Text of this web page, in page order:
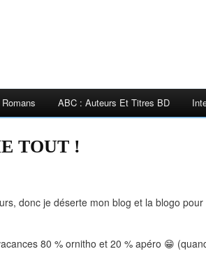
ABC : Auteurs Et Titres BD
TOUT !
donc je déserte mon blog et la blogo pour
80 % ornitho et 20 % apéro 😁